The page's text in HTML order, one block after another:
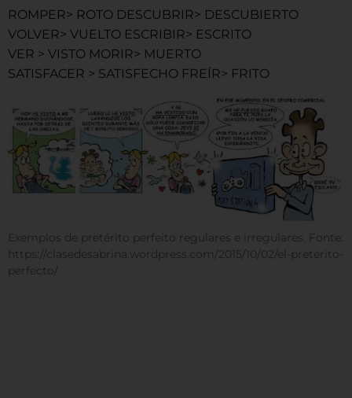
ROMPER> ROTO DESCUBRIR> DESCUBIERTO
VOLVER> VUELTO ESCRIBIR> ESCRITO
VER > VISTO MORIR> MUERTO
SATISFACER > SATISFECHO FREÍR> FRITO
Exemplos de pretérito perfeito regulares e irregulares. Fonte:
https://clasedesabrina.wordpress.com/2015/10/02/el-preterito-
perfecto/